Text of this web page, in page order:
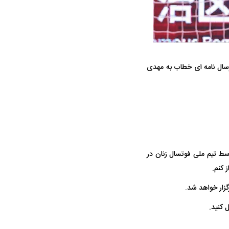
نامه ای خطاب به مهدی
تیم ملی فوتسال زنان در
کنید.